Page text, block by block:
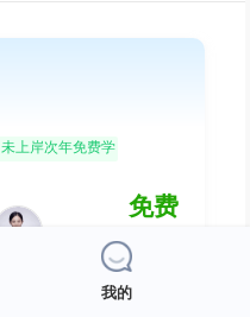
未上岸次年免费学
免费
25人已购买
我的